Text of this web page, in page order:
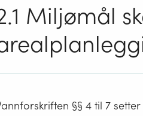
Miljømål
§§ 4 til 7